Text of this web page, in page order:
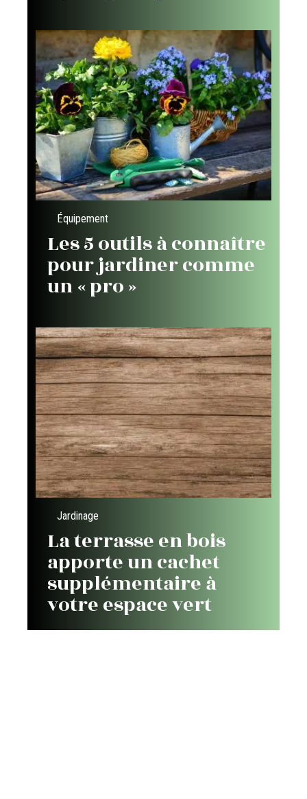
Équipement
Les 5 outils à connaître
pour jardiner comme
un « pro »
Jardinage
La terrasse en bois
apporte un cachet
supplémentaire à
votre espace vert